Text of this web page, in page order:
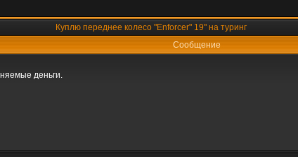
Куплю переднее колесо "Enforcer" 19" на туринг
Сообщение
деньги.